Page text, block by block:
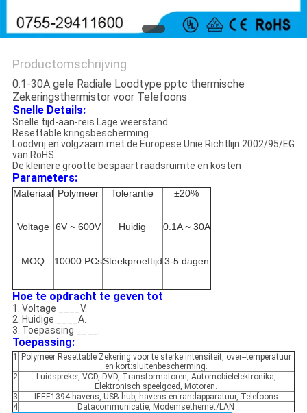
Productomschrijving
0.1-30A gele Radiale Loodtype pptc thermische
Zekeringsthermistor voor Telefoons
Snelle Details:
Snelle tijd-aan-reis Lage weerstand
Resettable kringsbescherming
Loodvrij en volgzaam met de Europese Unie Richtlijn 2002/95/EG
van RoHS
De kleinere grootte bespaart raadsruimte en kosten
Parameters:
Materiaal Polymeer Tolerantie ±20%
Voltage 6V ~ 600V Huidig 0.1A ~ 30A
MOQ 10000 PCsSteekproeftijd 3-5 dagen
Hoe te opdracht te geven tot
1. Voltage ____V.
2. Huidige ____A.
3. Toepassing ____.
Toepassing:
1
Polymeer Resettable Zekering voor te sterke intensiteit, over--temperatuur
en kort:sluitenbescherming.
2
Luidspreker, VCD, DVD, Transformatoren, Automobielelektronika,
Elektronisch speelgoed, Motoren.
3
IEEE1394 havens, USB-hub, havens en randapparatuur, Telefoons
4
Datacommunicatie, Modemsethernet/LAN